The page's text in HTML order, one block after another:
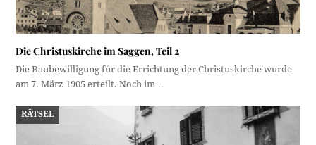
Die Christuskirche im Saggen, Teil 2
Die Baubewilligung für die Errichtung der Christuskirche wurde
am 7. März 1905 erteilt. Noch im…
RÄTSEL